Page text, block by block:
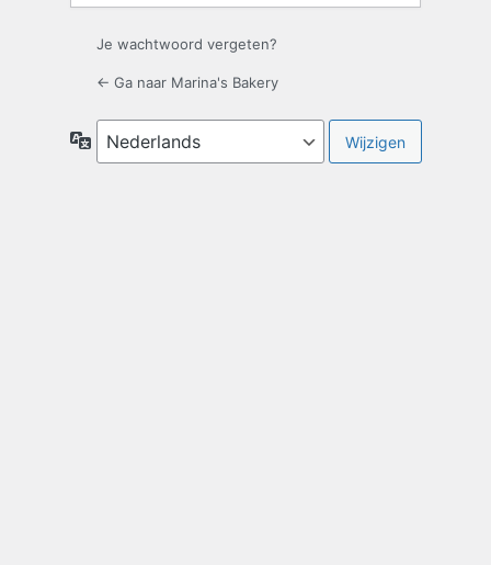
Je wachtwoord vergeten?
← Ga naar Marina's Bakery
Taal